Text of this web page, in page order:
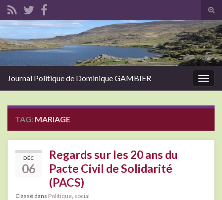
Search for:
Journal Politique de Dominique GAMBIER
TAG: MARIAGE
DÉC
06
Regards sur les 20 ans du
Pacte Civil de Solidarité
(PACS)
Classé dans Politique social